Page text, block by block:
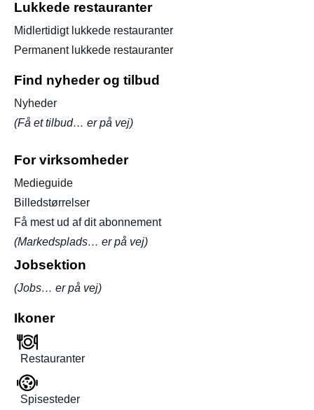
Lukkede restauranter
Midlertidigt lukkede restauranter
Permanent lukkede restauranter
Find nyheder og tilbud
Nyheder
(Få et tilbud… er på vej)
For virksomheder
Medieguide
Billedstørrelser
Få mest ud af dit abonnement
(Markedsplads… er på vej)
Jobsektion
(Jobs… er på vej)
Ikoner
Restauranter
Spisesteder